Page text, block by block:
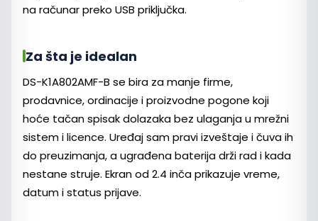
na računar preko USB priključka.
Za šta je idealan
DS-K1A802AMF-B se bira za manje firme,
prodavnice, ordinacije i proizvodne pogone koji
hoće tačan spisak dolazaka bez ulaganja u mrežni
sistem i licence. Uređaj sam pravi izveštaje i čuva ih
do preuzimanja, a ugrađena baterija drži rad i kada
nestane struje. Ekran od 2.4 inča prikazuje vreme,
datum i status prijave.